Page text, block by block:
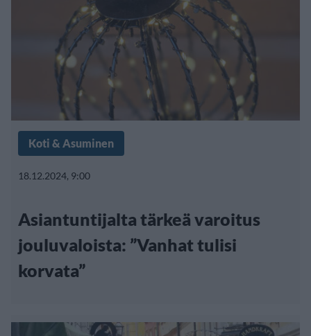
Koti & Asuminen
18.12.2024, 9:00
Asiantuntijalta tärkeä varoitus
jouluvaloista: ”Vanhat tulisi
korvata”